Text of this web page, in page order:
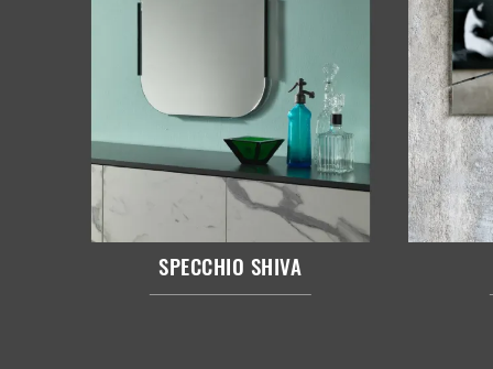
SPECCHIO SHIVA